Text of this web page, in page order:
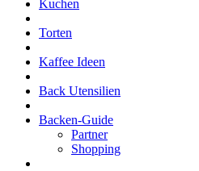
Kuchen
Torten
Kaffee Ideen
Back Utensilien
Backen-Guide
Partner
Shopping